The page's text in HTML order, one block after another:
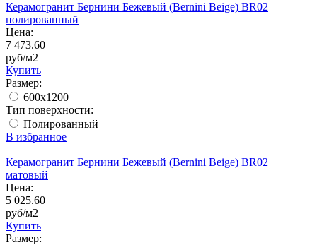
Керамогранит Бернини Бежевый (Bernini Beige) BR02
полированный
Цена:
7 473.60
руб/м2
Купить
Размер:
600x1200
Тип поверхности:
Полированный
В избранное
Керамогранит Бернини Бежевый (Bernini Beige) BR02
матовый
Цена:
5 025.60
руб/м2
Купить
Размер: